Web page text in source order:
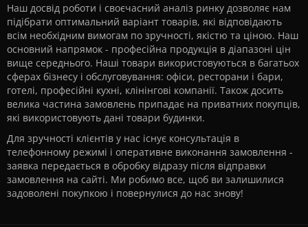
Наш досвід роботи і своєчасний аналіз ринку дозволяє нам
підібрати оптимальний варіант товарів, які відповідають
всім необхідним вимогам по зручності, якістю та ціною. Наш
основний напрямок - професійна продукція в діапазоні цін
вище середнього. Наші товари використовуються в багатьох
сферах бізнесу і обслуговування: офіси, ресторани і бари,
готелі, професійні кухні, клінінгові компанії. Також досить
велика частина замовлень припадає на приватних покупців,
які використовують дані товари будинки.
Для зручності клієнтів у нас існує консультація в
телефонному режимі і оперативне виконання замовлення -
заявка передається в обробку відразу після відправки
замовлення на сайті. Ми робимо все, щоб ви залишилися
задоволені покупкою і повернулися до нас знову!